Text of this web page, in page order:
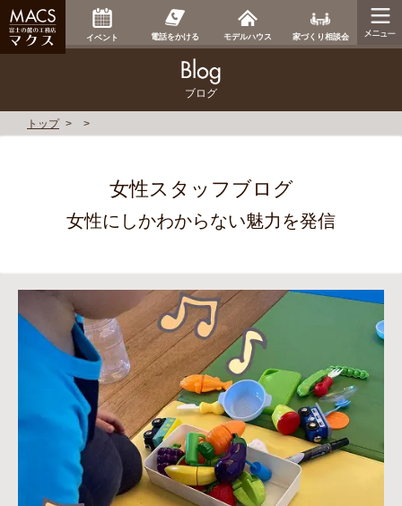
イベント 電話をかける モデルハウス 家づくり相談会
ブログ
トップ
女性スタッフブログ
女性にしかわからない魅力を発信